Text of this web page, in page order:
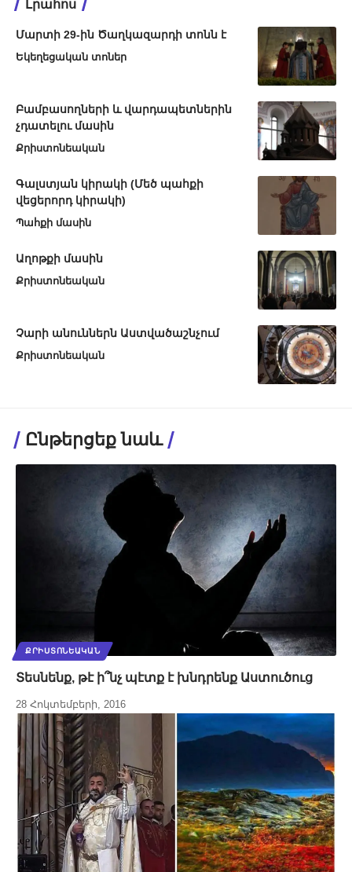
Լրահոս
Մարտի 29-ին Ծաղկազարդի տոնն է
Եկեղեցական տոներ
Բամբասողների և վարդապետներին
չդատելու մասին
Քրիստոնեական
Գալստյան կիրակի (Մեծ պահքի
վեցերորդ կիրակի)
Պահքի մասին
Աղոթքի մասին
Քրիստոնեական
Չարի անուններն Աստվածաշնչում
Քրիստոնեական
Ընթերցեք նաև
ՔՐԻՍՏՈՆԵԱԿԱՆ
Տեսնենք, թէ ի՞նչ պէտք է խնդրենք Աստուծուց
28 Հոկտեմբերի, 2016